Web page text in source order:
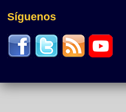
Síguenos